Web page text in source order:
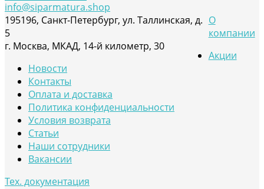
info@siparmatura.shop
195196, Санкт-Петербург, ул. Таллинская, д.
5
г. Москва, МКАД, 14-й километр, 30
О
компании
Акции
Новости
Контакты
Оплата и доставка
Политика конфиденциальности
Условия возврата
Статьи
Наши сотрудники
Вакансии
Тех. документация